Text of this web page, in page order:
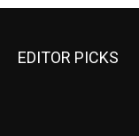
EDITOR PICKS